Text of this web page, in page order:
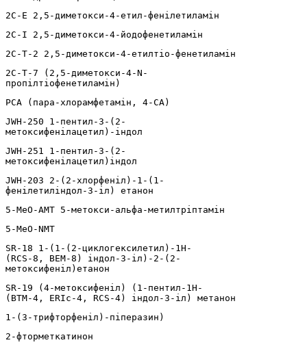
2С-Е 2,5-диметокси-4-етил-фенілетиламін
2С-І 2,5-диметокси-4-йодофенетиламін
2С-Т-2 2,5-диметокси-4-етилтіо-фенетиламін
2С-Т-7 (2,5-диметокси-4-N-
пропілтіофенетиламін)
PCA (пара-хлорамфетамін, 4-CA)
JWH-250 1-пентил-3-(2-
метоксифенілацетил)-індол
JWH-251 1-пентил-3-(2-
метоксифенілацетил)індол
JWH-203 2-(2-хлорфеніл)-1-(1-
фенілетиліндол-3-іл) етанон
5-МеО-АМТ 5-метокси-альфа-метилтріптамін
5-МеО-NМТ
SR-18 1-(1-(2-циклогексилетил)-1H-
(RCS-8, ВЕМ-8) індол-3-іл)-2-(2-
метоксифеніл)етанон
SR-19 (4-метоксифеніл) (1-пентил-1H-
(BTM-4, ERIc-4, RCS-4) індол-3-іл) метанон
1-(3-трифторфеніл)-піперазин)
2-фторметкатинон